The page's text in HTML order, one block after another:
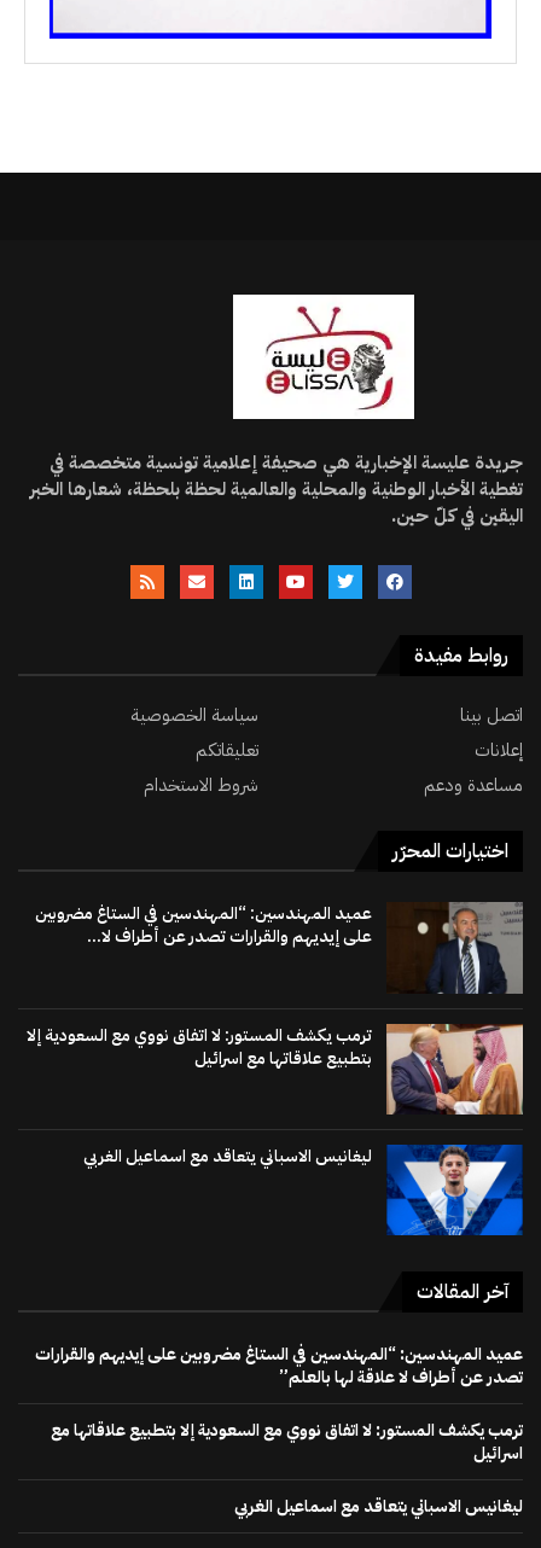
جريدة عليسة الإخبارية هي صحيفة إعلامية تونسية متخصصة في
تغطية الأخبار الوطنية والمحلية والعالمية لحظة بلحظة، شعارها الخبر
اليقين في كلّ حين.
روابط مفيدة
اتصل بينا
سياسة الخصوصية
إعلانات
تعليقاتكم
مساعدة ودعم
شروط الاستخدام
اختيارات المحرّر
عميد المهندسين: “المهندسين في الستاغ مضروبين
على إيديهم والقرارات تصدر عن أطراف لا...
ترمب يكشف المستور: لا اتفاق نووي مع السعودية إلا
بتطبيع علاقاتها مع اسرائيل
ليغانيس الاسباني يتعاقد مع اسماعيل الغربي
آخر المقالات
عميد المهندسين: “المهندسين في الستاغ مضروبين على إيديهم والقرارات
تصدر عن أطراف لا علاقة لها بالعلم”
ترمب يكشف المستور: لا اتفاق نووي مع السعودية إلا بتطبيع علاقاتها مع
اسرائيل
ليغانيس الاسباني يتعاقد مع اسماعيل الغربي